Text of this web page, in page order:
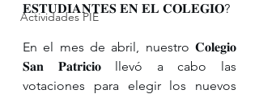
Actividades PIE
𝐄𝐒𝐓𝐔𝐃𝐈𝐀𝐍𝐓𝐄𝐒 𝐄𝐍 𝐄𝐋 𝐂𝐎𝐋𝐄𝐆𝐈𝐎?
En el mes de abril, nuestro 𝐂𝐨𝐥𝐞𝐠𝐢𝐨
𝐒𝐚𝐧 𝐏𝐚𝐭𝐫𝐢𝐜𝐢𝐨 llevó a cabo las
votaciones para elegir los nuevos